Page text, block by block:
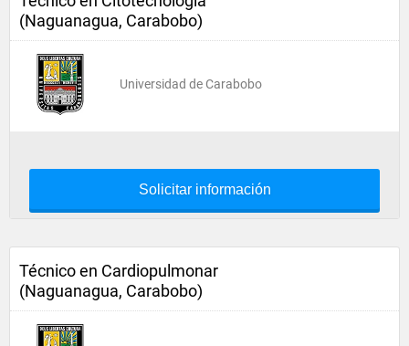
(Naguanagua, Carabobo)
Universidad de Carabobo
Solicitar información
Técnico en Cardiopulmonar
(Naguanagua, Carabobo)